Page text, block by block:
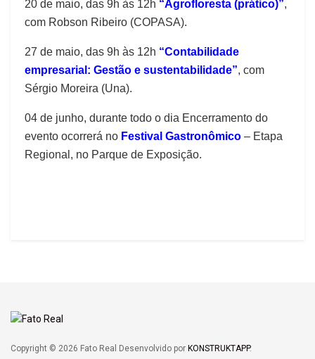
20 de maio, das 9h às 12h “Agrofloresta (prático)”,
com Robson Ribeiro (COPASA).
27 de maio, das 9h às 12h “Contabilidade
empresarial: Gestão e sustentabilidade”, com
Sérgio Moreira (Una).
04 de junho, durante todo o dia Encerramento do
evento ocorrerá no Festival Gastronômico – Etapa
Regional, no Parque de Exposição.
Copyright © 2026 Fato Real Desenvolvido por KONSTRUKTAPP.